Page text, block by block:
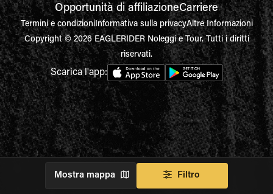
Mostra mappa Filtro
Opportunità di affiliazioneCarriere
Termini e condizioniInformativa sulla privacyAltre Informazioni
Copyright © 2026 EAGLERIDER Noleggi e Tour. Tutti i diritti
riservati.
Scarica l'app: